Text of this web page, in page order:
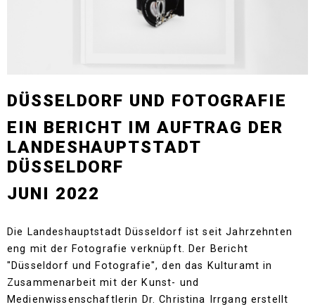
DÜSSELDORF UND FOTOGRAFIE
EIN BERICHT IM AUFTRAG DER
LANDESHAUPTSTADT
DÜSSELDORF
JUNI 2022
Die Landeshauptstadt Düsseldorf ist seit Jahrzehnten
eng mit der Fotografie verknüpft. Der Bericht
"Düsseldorf und Fotografie", den das Kulturamt in
Zusammenarbeit mit der Kunst- und
Medienwissenschaftlerin Dr. Christina Irrgang erstellt